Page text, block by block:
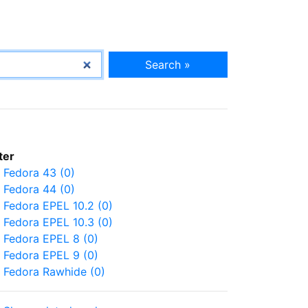
Search »
Fedora 43 (0)
Fedora 44 (0)
Fedora EPEL 10.2 (0)
Fedora EPEL 10.3 (0)
Fedora EPEL 8 (0)
Fedora EPEL 9 (0)
Fedora Rawhide (0)